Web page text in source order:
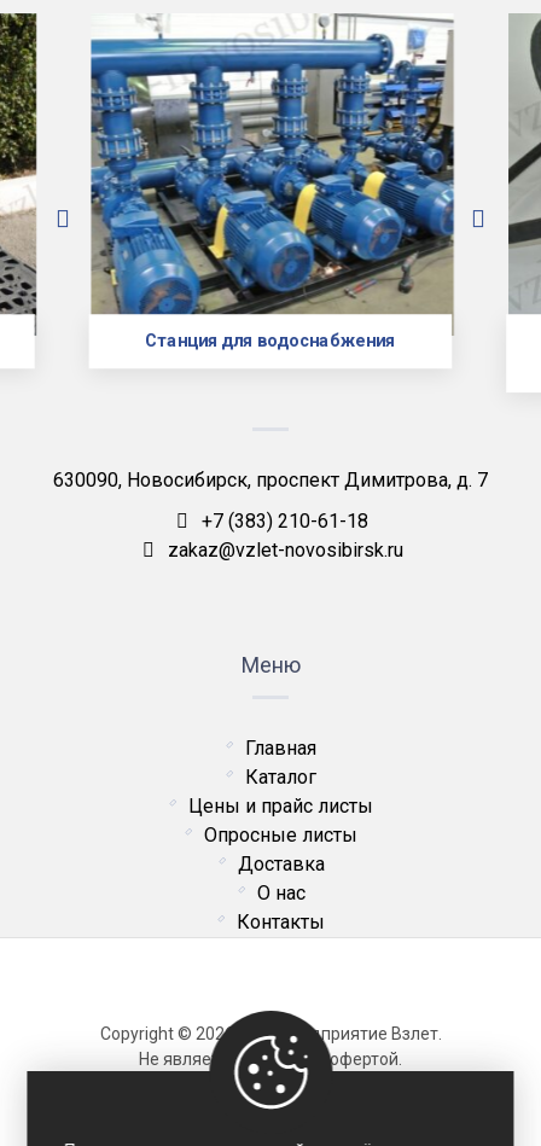
Станция для водоснабжения
630090, Новосибирск, проспект Димитрова, д. 7
+7 (383) 210-61-18
zakaz@vzlet-novosibirsk.ru
Меню
Главная
Каталог
Цены и прайс листы
Опросные листы
Доставка
О нас
Контакты
Copyright © 2026 ОДО Предприятие Взлет.
Не является публичной офертой.
Карта сайта